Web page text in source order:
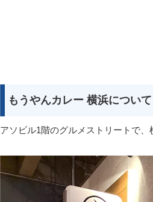
もうやんカレー 横浜について
アソビル1階のグルメストリートで